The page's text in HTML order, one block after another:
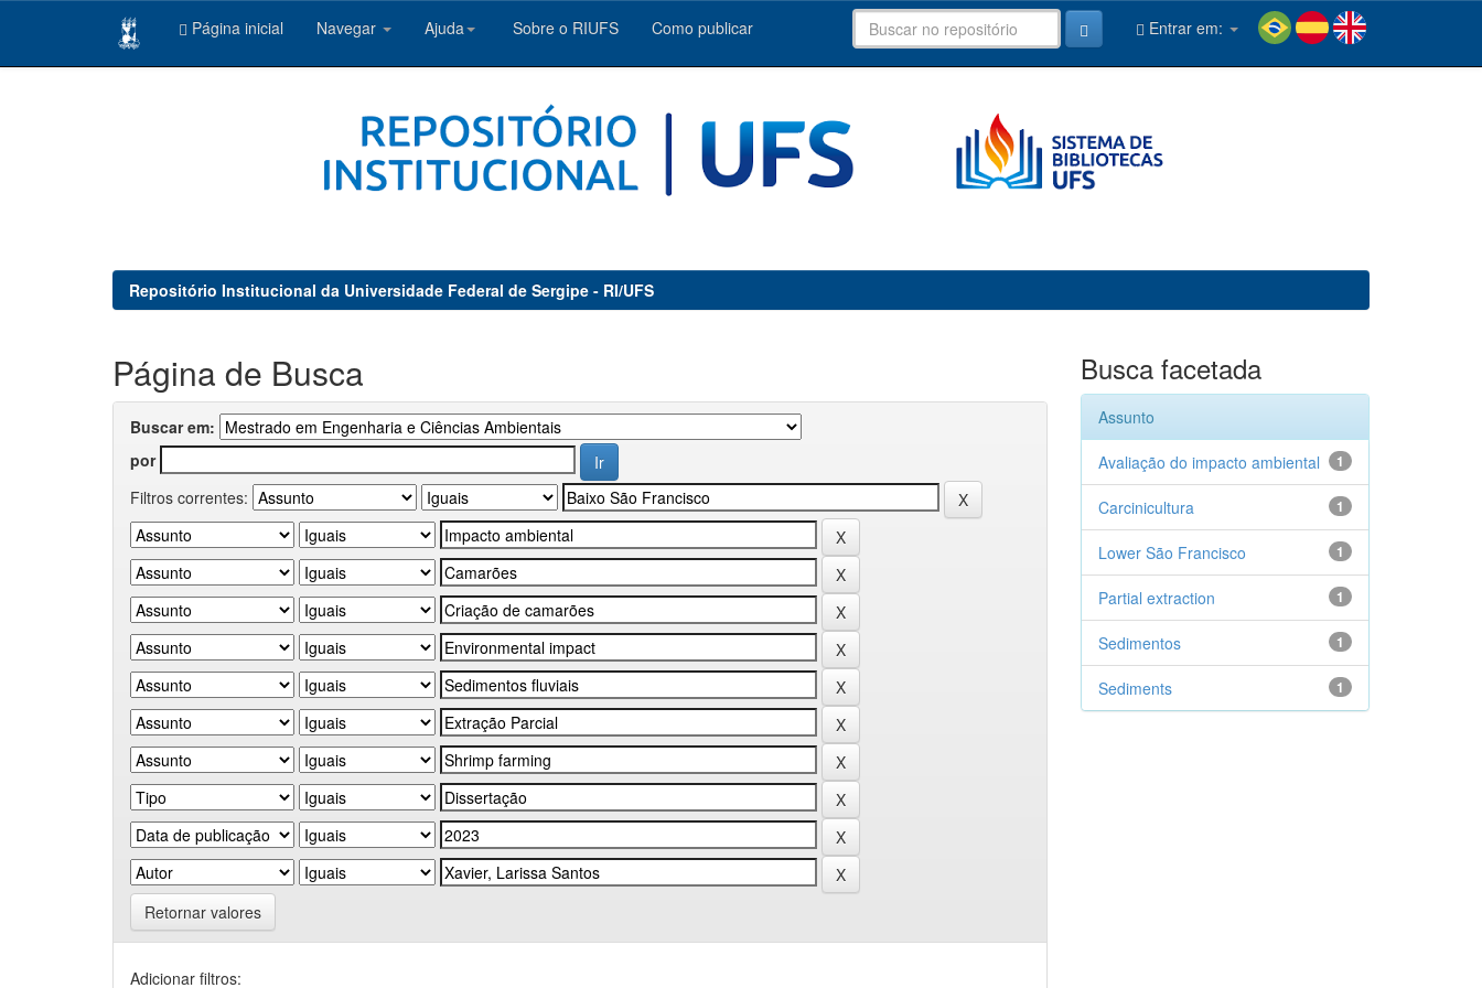
Página inicial Navegar Ajuda Sobre o RIUFS Como publicar Entrar em:
Repositório Institucional da Universidade Federal de Sergipe - RI/UFS
Página de Busca
Buscar em:
por
Filtros correntes:
Retornar valores
Adicionar filtros:
Busca facetada
Assunto
1
Avaliação do impacto ambiental
1
Carcinicultura
1
Lower São Francisco
1
Partial extraction
1
Sedimentos
1
Sediments